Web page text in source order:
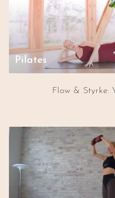
Pilates
Flow & Styrke: